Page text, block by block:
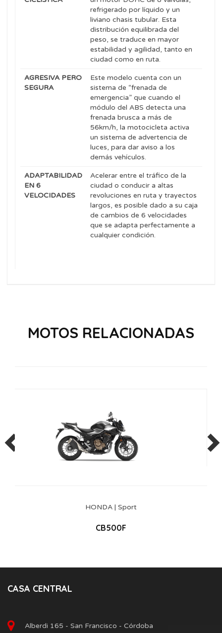
refrigerado por líquido y un
liviano chasis tubular. Esta
distribución equilibrada del
peso, se traduce en mayor
estabilidad y agilidad, tanto en
ciudad como en ruta.
AGRESIVA PERO
SEGURA
Este modelo cuenta con un
sistema de “frenada de
emergencia” que cuando el
módulo del ABS detecta una
frenada brusca a más de
56km/h, la motocicleta activa
un sistema de advertencia de
luces, para dar aviso a los
demás vehículos.
ADAPTABILIDAD
EN 6
VELOCIDADES
Acelerar entre el tráfico de la
ciudad o conducir a altas
revoluciones en ruta y trayectos
largos, es posible dado a su caja
de cambios de 6 velocidades
que se adapta perfectamente a
cualquier condición.
MOTOS RELACIONADAS
HONDA | Sport
CB500F
CASA CENTRAL
Alberdi 165 - San Francisco - Córdoba